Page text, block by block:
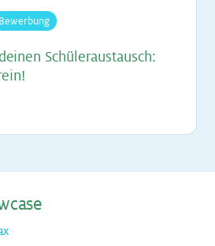
Bewerbung
Schü­ler­aus­tausch: